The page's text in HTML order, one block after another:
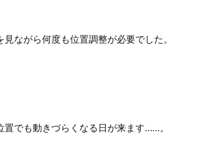
ながら何度も位置調整が必要でした。
でも動きづらくなる日が来ます……。